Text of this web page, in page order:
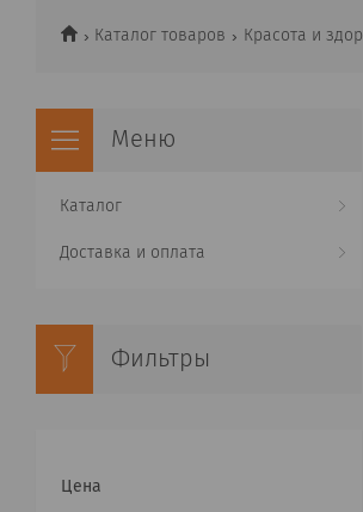
Каталог товаров Красота и
Каталог
Доставка и оплата
Фильтры
Цена